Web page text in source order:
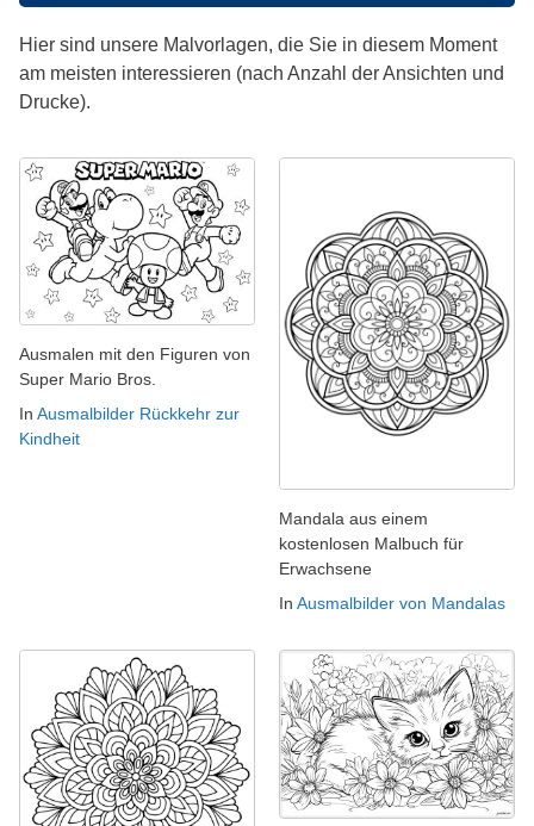
Hier sind unsere Malvorlagen, die Sie in diesem Moment
am meisten interessieren (nach Anzahl der Ansichten und
Drucke).
Ausmalen mit den Figuren von
Super Mario Bros.
In Ausmalbilder Rückkehr zur
Kindheit
Mandala aus einem
kostenlosen Malbuch für
Erwachsene
In Ausmalbilder von Mandalas